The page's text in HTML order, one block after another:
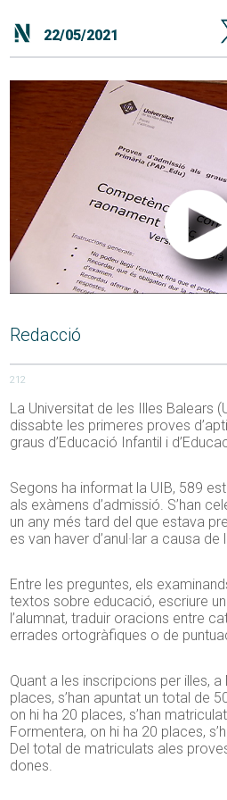
22/05/2021
Redacció
212
La Universitat de les Illes Balears
dissabte les primeres proves
graus d’Educació Infantil i
Segons ha informat la UIB, 589
als exàmens d’admissió. S’han
un any més tard del que estava
es van haver d’anul·lar a causa de
Entre les preguntes, els
textos sobre educació, escriure
l’alumnat, traduir oracions entre
errades ortogràfiques o de
Quant a les inscripcions per illes,
places, s’han apuntat un total de
on hi ha 20 places, s’han
Formentera, on hi ha 20 places,
Del total de matriculats ales
dones.